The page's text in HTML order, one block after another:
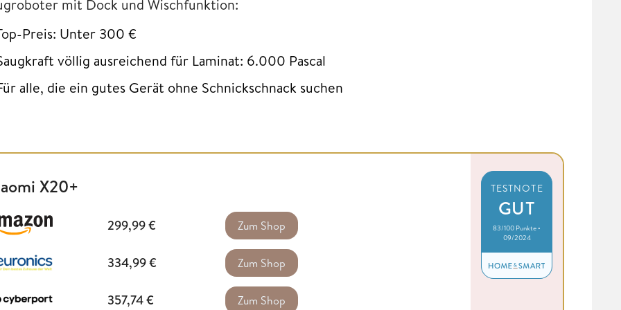
mit Dock und Wischfunktion:
Preis: Unter 300 €
völlig ausreichend für Laminat: 6.000 Pascal
alle, die ein gutes Gerät ohne Schnickschnack suchen
X20+
299,99€ Zum Shop
334,99€ Zum Shop
357,74€ Zum Shop
TESTNOTE
GUT
83/100 Punkte •
09/2024